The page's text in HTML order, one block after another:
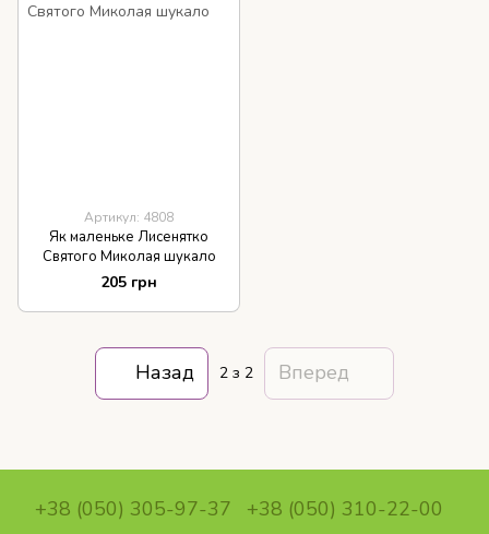
Артикул: 4808
Як маленьке Лисенятко
Святого Миколая шукало
205 грн
Назад 2 з 2 Вперед
+38 (050) 305-97-37 +38 (050) 310-22-00